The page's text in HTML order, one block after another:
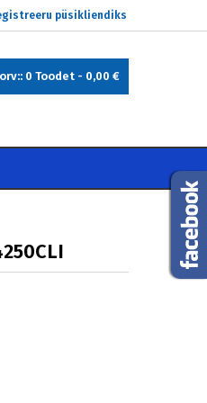
püsikliendiks
0 Toodet - 0,00 €